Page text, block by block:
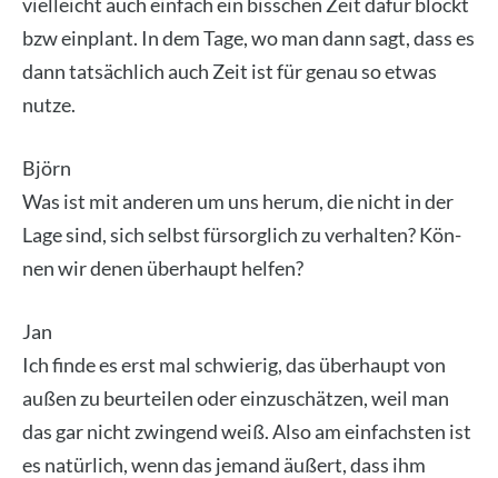
bzw ein­plant. In dem Tage, wo man dann sagt, dass es
dann tat­säch­lich auch Zeit ist für genau so etwas
nut­ze.
Björn
Was ist mit ande­ren um uns her­um, die nicht in der
Lage sind, sich selbst für­sorg­lich zu ver­hal­ten? Kön­
nen wir denen über­haupt hel­fen?
Jan
Ich fin­de es erst mal schwie­rig, das über­haupt von
außen zu beur­tei­len oder ein­zu­schät­zen, weil man
das gar nicht zwin­gend weiß. Also am ein­fachs­ten ist
es natür­lich, wenn das jemand äußert, dass ihm